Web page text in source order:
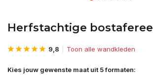
Herfstachtige bostafereel
9,8 Toon alle wandkleden
Kies jouw gewenste maat uit 5 formaten: